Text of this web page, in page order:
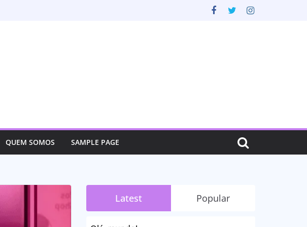
QUEM SOMOS SAMPLE PAGE
Latest Popular